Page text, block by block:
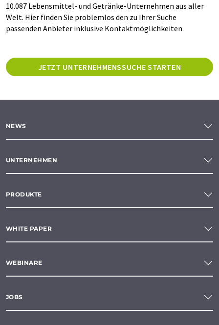
10.087 Lebensmittel- und Getränke-Unternehmen aus aller
Welt. Hier finden Sie problemlos den zu Ihrer Suche
passenden Anbieter inklusive Kontaktmöglichkeiten.
JETZT UNTERNEHMENSSUCHE STARTEN
NEWS
UNTERNEHMEN
PRODUKTE
WHITE PAPER
WEBINARE
JOBS